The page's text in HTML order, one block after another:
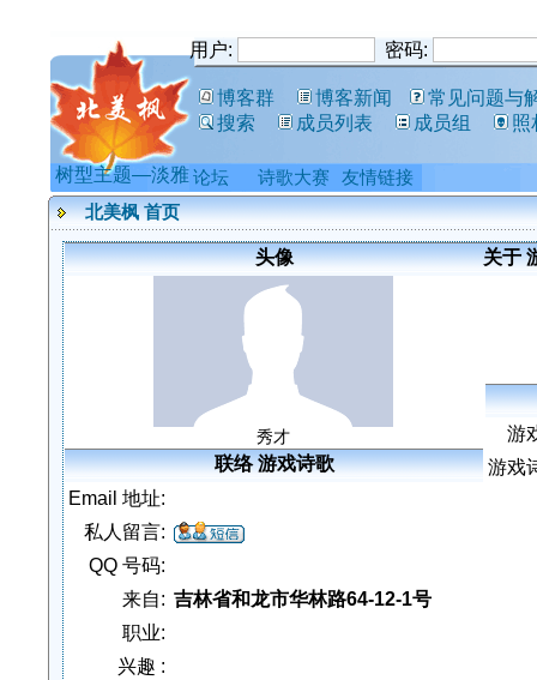
用户: 密码:
博客群 博客新闻
常见问题与
搜索
成员列表 成员组 照
树型主题—淡雅
北美枫 首页
头像 关于
秀才
游
游戏
联络 游戏诗歌
Email 地址:
私人留言:
QQ 号码:
来自: 吉林省和龙市华林路64-12-1号
职业:
兴趣 :
论坛 诗歌大赛 友情链接